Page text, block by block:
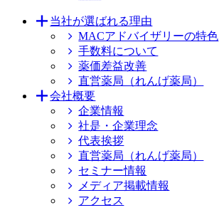
当社が選ばれる理由
MACアドバイザリーの特色
手数料について
薬価差益改善
直営薬局（れんげ薬局）
会社概要
企業情報
社是・企業理念
代表挨拶
直営薬局（れんげ薬局）
セミナー情報
メディア掲載情報
アクセス